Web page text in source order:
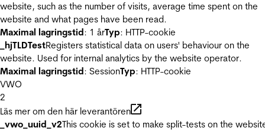
website, such as the number of visits, average time spent on the
website and what pages have been read.
Maximal lagringstid: 1 årTyp: HTTP-cookie
_hjTLDTestRegisters statistical data on users' behaviour on the
website. Used for internal analytics by the website operator.
Maximal lagringstid: SessionTyp: HTTP-cookie
VWO
2
Läs mer om den här leverantören
_vwo_uuid_v2This cookie is set to make split-tests on the